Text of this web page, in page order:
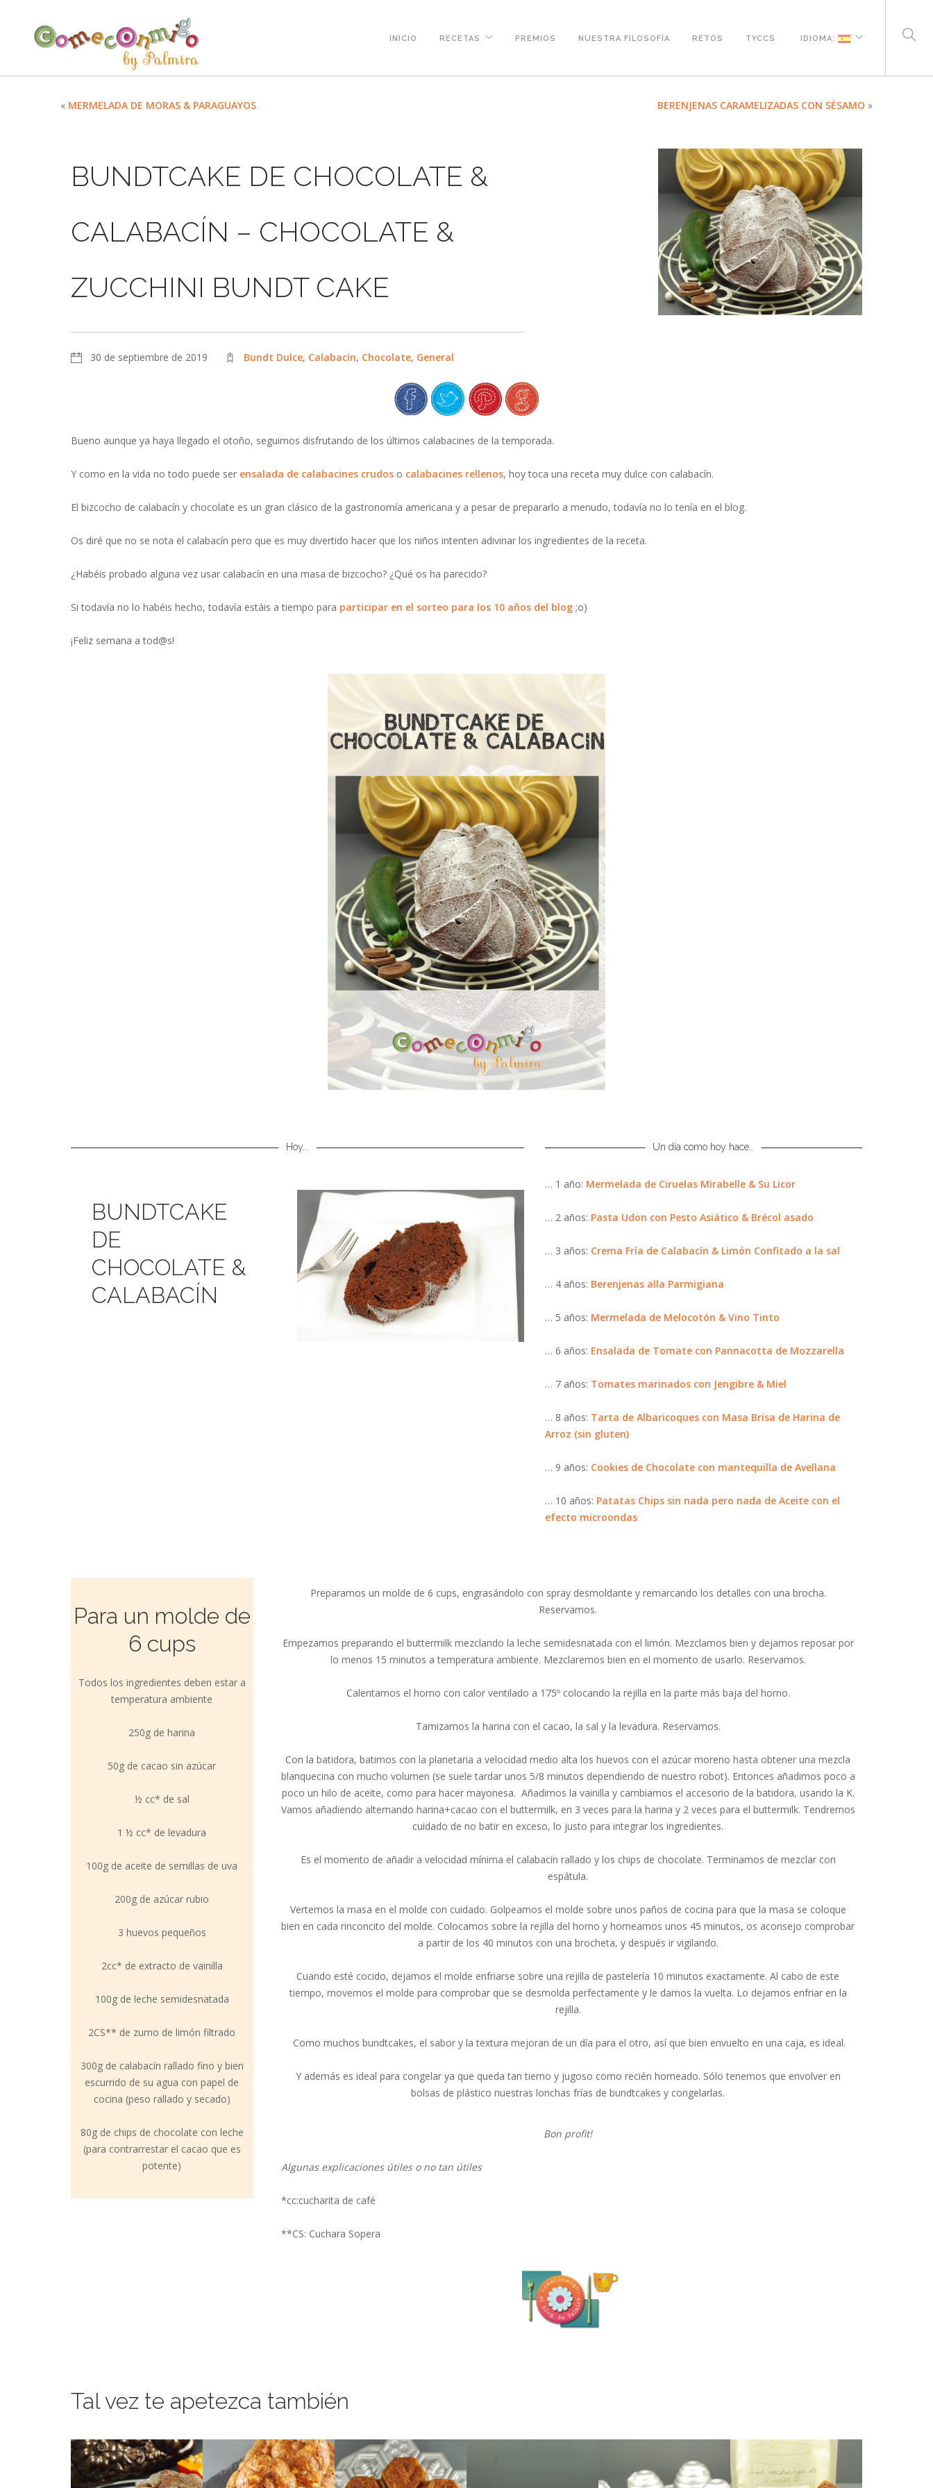
INICIO RECETAS PREMIOS NUESTRA FILOSOFÍA RETOS TYCCS IDIOMA:
« MERMELADA DE MORAS & PARAGUAYOS BERENJENAS CARAMELIZADAS CON SÉSAMO »
BUNDTCAKE DE CHOCOLATE &
CALABACÍN – CHOCOLATE &
ZUCCHINI BUNDT CAKE
30 de septiembre de 2019 Bundt Dulce, Calabacín, Chocolate, General
Bueno aunque ya haya llegado el otoño, seguimos disfrutando de los últimos calabacines de la temporada.
Y como en la vida no todo puede ser ensalada de calabacines crudos o calabacines rellenos, hoy toca una receta muy dulce con calabacín.
El bizcocho de calabacín y chocolate es un gran clásico de la gastronomía americana y a pesar de prepararlo a menudo, todavía no lo tenía en el blog.
Os diré que no se nota el calabacín pero que es muy divertido hacer que los niños intenten adivinar los ingredientes de la receta.
¿Habéis probado alguna vez usar calabacín en una masa de bizcocho? ¿Qué os ha parecido?
Si todavía no lo habéis hecho, todavía estáis a tiempo para participar en el sorteo para los 10 años del blog ;o)
¡Feliz semana a tod@s!
Hoy...
BUNDTCAKE
DE
CHOCOLATE &
CALABACÍN
Un día como hoy hace…
… 1 año: Mermelada de Ciruelas Mirabelle & Su Licor
… 2 años: Pasta Udon con Pesto Asiático & Brécol asado
… 3 años: Crema Fría de Calabacín & Limón Confitado a la sal
… 4 años: Berenjenas alla Parmigiana
… 5 años: Mermelada de Melocotón & Vino Tinto
… 6 años: Ensalada de Tomate con Pannacotta de Mozzarella
… 7 años: Tomates marinados con Jengibre & Miel
… 8 años: Tarta de Albaricoques con Masa Brisa de Harina de
Arroz (sin gluten)
… 9 años: Cookies de Chocolate con mantequilla de Avellana
… 10 años: Patatas Chips sin nada pero nada de Aceite con el
efecto microondas
Para un molde de
6 cups
Todos los ingredientes deben estar a
temperatura ambiente
250g de harina
50g de cacao sin azúcar
½ cc* de sal
1 ½ cc* de levadura
100g de aceite de semillas de uva
200g de azúcar rubio
3 huevos pequeños
2cc* de extracto de vainilla
100g de leche semidesnatada
2CS** de zumo de limón filtrado
300g de calabacín rallado fino y bien
escurrido de su agua con papel de
cocina (peso rallado y secado)
80g de chips de chocolate con leche
(para contrarrestar el cacao que es
potente)
Preparamos un molde de 6 cups, engrasándolo con spray desmoldante y remarcando los detalles con una brocha.
Reservamos.
Empezamos preparando el buttermilk mezclando la leche semidesnatada con el limón. Mezclamos bien y dejamos reposar por
lo menos 15 minutos a temperatura ambiente. Mezclaremos bien en el momento de usarlo. Reservamos.
Calentamos el horno con calor ventilado a 175º colocando la rejilla en la parte más baja del horno.
Tamizamos la harina con el cacao, la sal y la levadura. Reservamos.
Con la batidora, batimos con la planetaria a velocidad medio alta los huevos con el azúcar moreno hasta obtener una mezcla
blanquecina con mucho volumen (se suele tardar unos 5/8 minutos dependiendo de nuestro robot). Entonces añadimos poco a
poco un hilo de aceite, como para hacer mayonesa. Añadimos la vainilla y cambiamos el accesorio de la batidora, usando la K.
Vamos añadiendo alternando harina+cacao con el buttermilk, en 3 veces para la harina y 2 veces para el buttermilk. Tendremos
cuidado de no batir en exceso, lo justo para integrar los ingredientes.
Es el momento de añadir a velocidad mínima el calabacín rallado y los chips de chocolate. Terminamos de mezclar con
espátula.
Vertemos la masa en el molde con cuidado. Golpeamos el molde sobre unos paños de cocina para que la masa se coloque
bien en cada rinconcito del molde. Colocamos sobre la rejilla del horno y horneamos unos 45 minutos, os aconsejo comprobar
a partir de los 40 minutos con una brocheta, y después ir vigilando.
Cuando esté cocido, dejamos el molde enfriarse sobre una rejilla de pastelería 10 minutos exactamente. Al cabo de este
tiempo, movemos el molde para comprobar que se desmolda perfectamente y le damos la vuelta. Lo dejamos enfriar en la
rejilla.
Como muchos bundtcakes, el sabor y la textura mejoran de un día para el otro, así que bien envuelto en una caja, es ideal.
Y además es ideal para congelar ya que queda tan tierno y jugoso como recién horneado. Sólo tenemos que envolver en
bolsas de plástico nuestras lonchas frías de bundtcakes y congelarlas.
Bon profit!
Algunas explicaciones útiles o no tan útiles
*cc:cucharita de café
**CS: Cuchara Sopera
Tal vez te apetezca también
clásicos.
por la vista.
en los postres ? :o)